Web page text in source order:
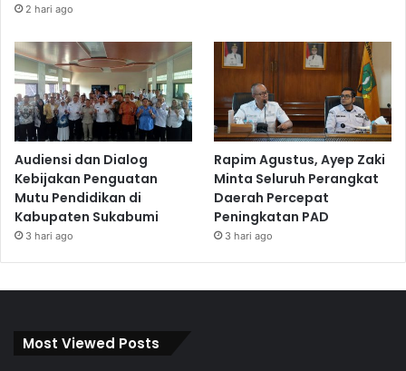
2 hari ago
Audiensi dan Dialog
Kebijakan Penguatan
Mutu Pendidikan di
Kabupaten Sukabumi
3 hari ago
Rapim Agustus, Ayep Zaki
Minta Seluruh Perangkat
Daerah Percepat
Peningkatan PAD
3 hari ago
Most Viewed Posts